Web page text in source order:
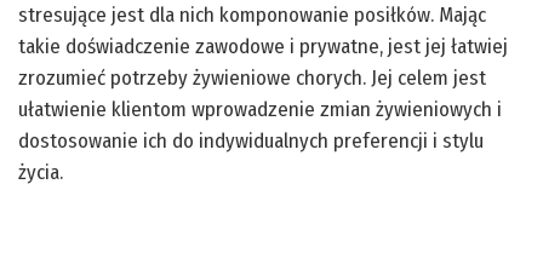
stresujące jest dla nich komponowanie posiłków. Mając
takie doświadczenie zawodowe i prywatne, jest jej łatwiej
zrozumieć potrzeby żywieniowe chorych. Jej celem jest
ułatwienie klientom wprowadzenie zmian żywieniowych i
dostosowanie ich do indywidualnych preferencji i stylu
życia.